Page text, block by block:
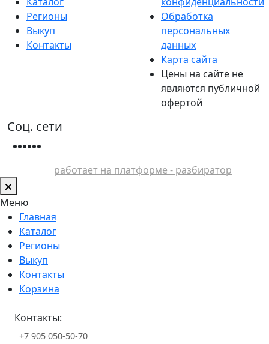
Регионы
Выкуп
Контакты
Обработка
персональных
данных
Карта сайта
Цены на сайте не
являются публичной
офертой
Соц. сети
работает на платформе - разбиратор
Меню
Главная
Каталог
Регионы
Выкуп
Контакты
Корзина
Контакты:
+7 905 050-50-70